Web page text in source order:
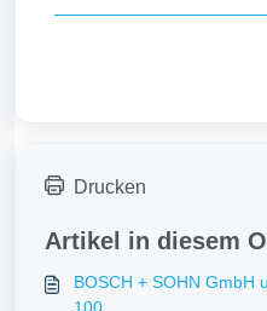
Drucken
Artikel in diesem
BOSCH + SOHN GmbH
100